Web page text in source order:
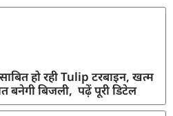
हो रही Tulip टरबाइन, खत्म
बनेगी बिजली, पढ़ें पूरी डिटेल